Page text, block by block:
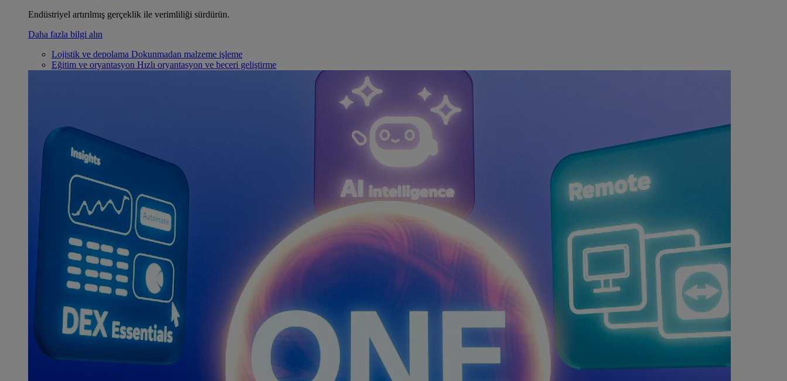
Endüstriyel artırılmış gerçeklik ile verimliliği sürdürün.
Daha fazla bilgi alın
Lojistik ve depolama Dokunmadan malzeme işleme
Eğitim ve oryantasyon Hızlı oryantasyon ve beceri geliştirme